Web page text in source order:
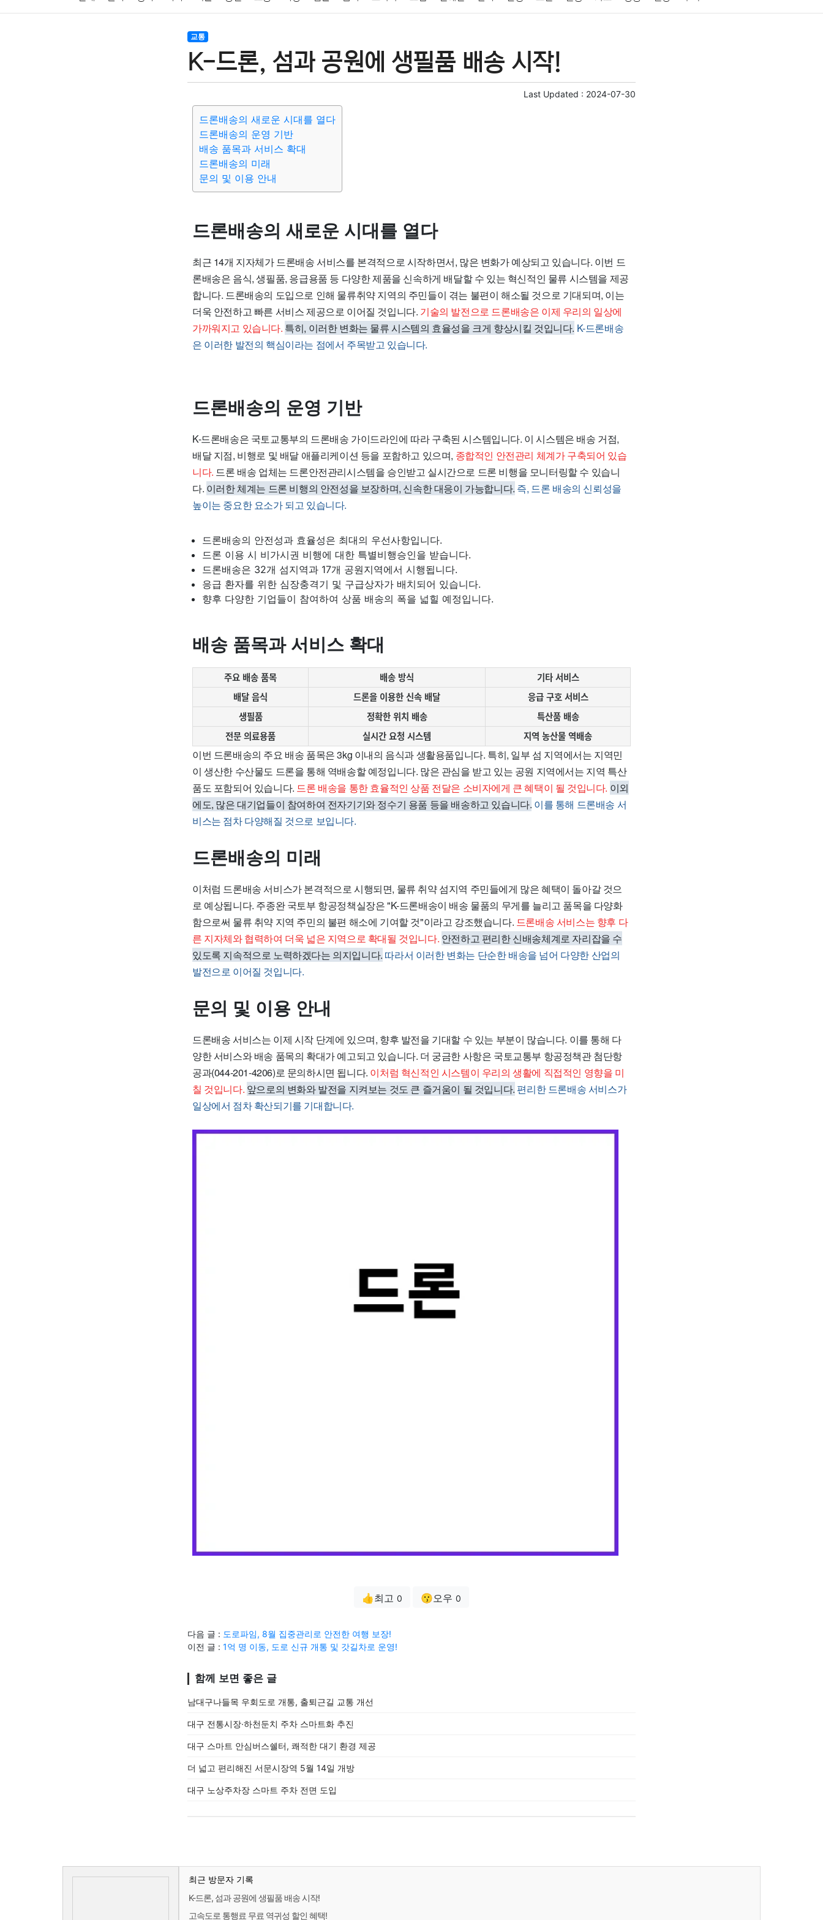
결혼 육아
기술 종교 사회 정치 건강 의료 의학 경제 마케팅 부동산 외국어 교육
교통
K-드론, 섬과 공원에 생필품 배송 시작!
Last Updated : 2024-07-30
드론배송의 새로운 시대를 열다
드론배송의 운영 기반
배송 품목과 서비스 확대
드론배송의 미래
문의 및 이용 안내
드론배송의 새로운 시대를 열다
최근 14개 지자체가 드론배송 서비스를 본격적으로 시작하면서, 많은 변화가 예상되고 있습니다. 이번 드
론배송은 음식, 생필품, 응급용품 등 다양한 제품을 신속하게 배달할 수 있는 혁신적인 물류 시스템을 제공
합니다. 드론배송의 도입으로 인해 물류취약 지역의 주민들이 겪는 불편이 해소될 것으로 기대되며, 이는
더욱 안전하고 빠른 서비스 제공으로 이어질 것입니다. 기술의 발전으로 드론배송은 이제 우리의 일상에
가까워지고 있습니다. 특히, 이러한 변화는 물류 시스템의 효율성을 크게 향상시킬 것입니다. K-드론배송
은 이러한 발전의 핵심이라는 점에서 주목받고 있습니다.
드론배송의 운영 기반
K-드론배송은 국토교통부의 드론배송 가이드라인에 따라 구축된 시스템입니다. 이 시스템은 배송 거점,
배달 지점, 비행로 및 배달 애플리케이션 등을 포함하고 있으며, 종합적인 안전관리 체계가 구축되어 있습
니다. 드론 배송 업체는 드론안전관리시스템을 승인받고 실시간으로 드론 비행을 모니터링할 수 있습니
다. 이러한 체계는 드론 비행의 안전성을 보장하며, 신속한 대응이 가능합니다. 즉, 드론 배송의 신뢰성을
높이는 중요한 요소가 되고 있습니다.
드론배송의 안전성과 효율성은 최대의 우선사항입니다.
드론 이용 시 비가시권 비행에 대한 특별비행승인을 받습니다.
드론배송은 32개 섬지역과 17개 공원지역에서 시행됩니다.
응급 환자를 위한 심장충격기 및 구급상자가 배치되어 있습니다.
향후 다양한 기업들이 참여하여 상품 배송의 폭을 넓힐 예정입니다.
배송 품목과 서비스 확대
주요 배송 품목 배송 방식
기타 서비스
배달 음식
드론을 이용한 신속 배달
응급 구호 서비스
생필품
정확한 위치 배송
특산품 배송
전문 의료용품
실시간 요청 시스템 지역 농산물 역배송
이번 드론배송의 주요 배송 품목은 3kg 이내의 음식과 생활용품입니다. 특히, 일부 섬 지역에서는 지역민
이 생산한 수산물도 드론을 통해 역배송할 예정입니다. 많은 관심을 받고 있는 공원 지역에서는 지역 특산
품도 포함되어 있습니다. 드론 배송을 통한 효율적인 상품 전달은 소비자에게 큰 혜택이 될 것입니다. 이외
에도, 많은 대기업들이 참여하여 전자기기와 정수기 용품 등을 배송하고 있습니다. 이를 통해 드론배송 서
비스는 점차 다양해질 것으로 보입니다.
드론배송의 미래
이처럼 드론배송 서비스가 본격적으로 시행되면, 물류 취약 섬지역 주민들에게 많은 혜택이 돌아갈 것으
로 예상됩니다. 주종완 국토부 항공정책실장은 "K-드론배송이 배송 물품의 무게를 늘리고 품목을 다양화
함으로써 물류 취약 지역 주민의 불편 해소에 기여할 것"이라고 강조했습니다. 드론배송 서비스는 향후 다
른 지자체와 협력하여 더욱 넓은 지역으로 확대될 것입니다. 안전하고 편리한 신배송체계로 자리잡을 수
있도록 지속적으로 노력하겠다는 의지입니다. 따라서 이러한 변화는 단순한 배송을 넘어 다양한 산업의
발전으로 이어질 것입니다.
문의 및 이용 안내
드론배송 서비스는 이제 시작 단계에 있으며, 향후 발전을 기대할 수 있는 부분이 많습니다. 이를 통해 다
양한 서비스와 배송 품목의 확대가 예고되고 있습니다. 더 궁금한 사항은 국토교통부 항공정책관 첨단항
공과(044-201-4206)로 문의하시면 됩니다. 이처럼 혁신적인 시스템이 우리의 생활에 직접적인 영향을 미
칠 것입니다. 앞으로의 변화와 발전을 지켜보는 것도 큰 즐거움이 될 것입니다. 편리한 드론배송 서비스가
일상에서 점차 확산되기를 기대합니다.
👍최고 0 😗오우 0
다음 글 : 도로파임, 8월 집중관리로 안전한 여행 보장!
이전 글 : 1억 명 이동, 도로 신규 개통 및 갓길차로 운영!
함께 보면 좋은 글
남대구나들목 우회도로 개통, 출퇴근길 교통 개선
대구 전통시장·하천둔치 주차 스마트화 추진
대구 스마트 안심버스쉘터, 쾌적한 대기 환경 제공
더 넓고 편리해진 서문시장역 5월 14일 개방
대구 노상주차장 스마트 주차 전면 도입
최근 방문자 기록
K-드론, 섬과 공원에 생필품 배송 시작!
고속도로 통행료 무료 역귀성 할인 혜택!